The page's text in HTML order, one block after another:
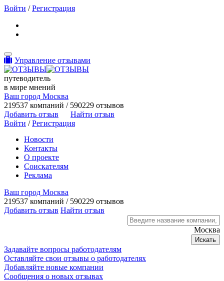
Войти /Регистрация
Toggle navigation
Управление отзывами
путеводитель
в мире мнений
Ваш город Москва
219537 компаний / 590229 отзывов
Добавить отзыв
Найти отзыв
Войти /Регистрация
Новости
Контакты
О проекте
Соискателям
Реклама
Ваш город Москва
219537 компаний / 590229 отзывов
Добавить отзыв Найти отзыв
Москва
Искать
Задавайте вопросы работодателям
Оставляйте свои отзывы о работодателях
Добавляйте новые компании
Сообщения о новых отзывах